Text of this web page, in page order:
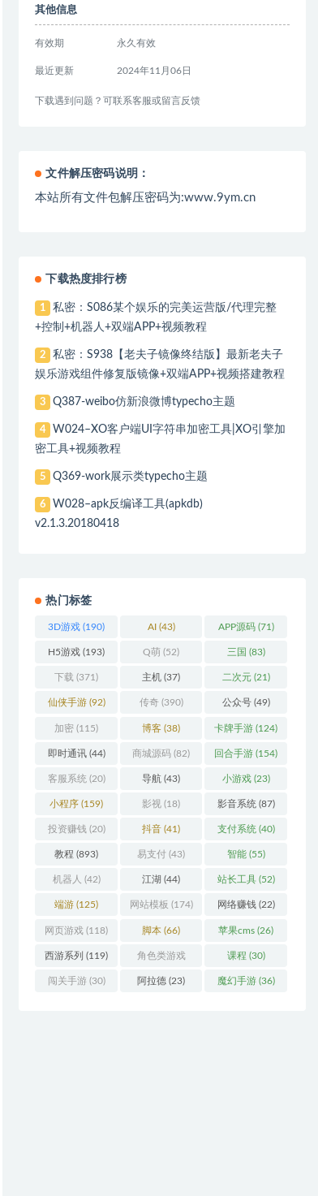
其他信息
有效期 永久有效
最近更新 2024年11月06日
下载遇到问题？可联系客服或留言反馈
文件解压密码说明：
本站所有文件包解压密码为:www.9ym.cn
下载热度排行榜
1
私密：S086某个娱乐的完美运营版/代理完整
+控制+机器人+双端APP+视频教程
2
私密：S938【老夫子镜像终结版】最新老夫子
娱乐游戏组件修复版镜像+双端APP+视频搭建教程
3 Q387-weibo仿新浪微博typecho主题
4
W024–XO客户端UI字符串加密工具|XO引擎加
密工具+视频教程
5 Q369-work展示类typecho主题
6
W028–apk反编译工具(apkdb)
v2.1.3.20180418
热门标签
3D游戏 (190) AI(43) APP源码(71)
H5游戏 (193) Q萌 (52) 三国 (83)
下载 (371) 主机 (37) 二次元(21)
仙侠手游(92) 传奇(390) 公众号(49)
加密 (115) 博客 (38) 卡牌手游 (124)
即时通讯(44) 商城源码 (82) 回合手游 (154)
客服系统 (20) 导航 (43) 小游戏(23)
小程序 (159) 影视 (18) 影音系统 (87)
投资赚钱 (20) 抖音 (41) 支付系统 (40)
教程 (893) 易支付 (43) 智能(55)
机器人 (42) 江湖 (44) 站长工具(52)
端游 (125) 网站模板 (174) 网络赚钱(22)
网页游戏 (118) 脚本 (66) 苹果cms (26)
西游系列 (119) 角色类游戏
(306)
课程 (30)
闯关手游(30) 阿拉德 (23) 魔幻手游(36)